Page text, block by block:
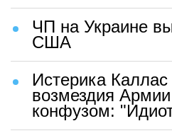
ЧП на Украине
США
Истерика Каллас
возмездия
конфузом: